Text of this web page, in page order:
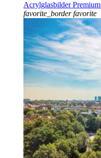
Acrylglasbilder
favorite_border favorite